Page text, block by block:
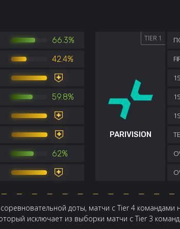
66.3%
42.4%
59.8%
62%
PARIVISION
TIER 1
доты, матчи с Tier 4 командами
исключает из выборки матчи с Tier 3